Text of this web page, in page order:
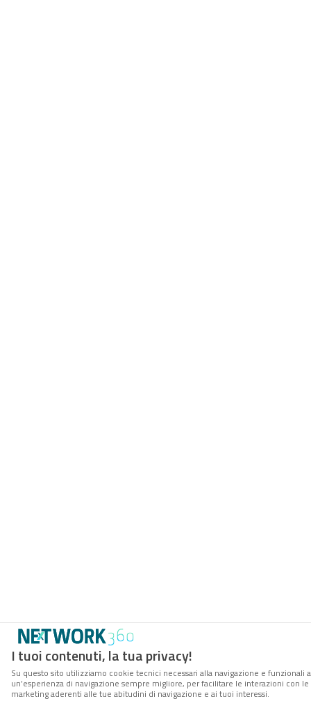
I tuoi contenuti, la tua privacy!
Su questo sito utilizziamo cookie tecnici necessari alla navigazione e
un’esperienza di navigazione sempre migliore, per facilitare le interazioni con
marketing aderenti alle tue abitudini di navigazione e ai tuoi interessi.